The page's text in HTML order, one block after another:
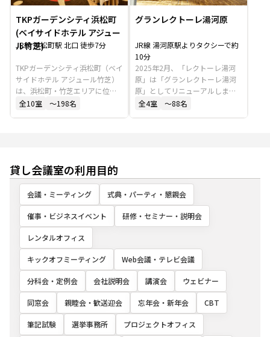
TKPガーデンシティ浜松町
(ベイサイドホテル アジュー
ル竹芝)
JR線 浜松町駅 北口 徒歩7分
TKPガーデンシティ浜松町（ベイ
サイドホテル アジュール竹芝）
は、浜松町・竹芝エリアに位置
するホテル内の会議室・宴会場
す。
全10室 〜198名
グランレクトーレ湯河原
JR線 湯河原駅よりタクシーで約
10分
2025年2月、「レクトーレ湯河
原」は「グランレクトーレ湯河
原」としてリニューアルしまし
た。都心から約60分の立地にあ
全4室 〜88名
貸し会議室の利用目的
会議・ミーティング 式典・パーティ・懇親会
催事・ビジネスイベント 研修・セミナー・説明会
レンタルオフィス
キックオフミーティング Web会議・テレビ会議
分科会・定例会 会社説明会 講演会 ウェビナー
同窓会 親睦会・歓送迎会 忘年会・新年会 CBT
筆記試験 選挙事務所 プロジェクトオフィス